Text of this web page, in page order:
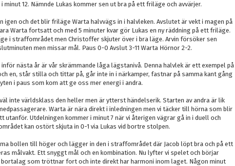
12. Nämnde Lukas kommer sen ut bra på ett friläge och avvärjer.
igen och det blir friläge Warta halvvägs in i halvleken. Avslutet är vekt i magen på
Warta fortsatt och med 5 minuter kvar gör Lukas en ny räddning på ett friläge.
i straffområdet men Christoffer skjuter över i bra läge. Arvin försöker sen
men missar mål. Paus 0-0 Avslut 3-11 Warta Hörnor 2-2.
nästa år är vår skrämmande låga lägstanivå. Denna halvlek är ett exempel på
en, står stilla och tittar på, går inte in i närkamper, fastnar på samma kant gång
i paus som kom att ge oss mer energi i andra.
inte världsklass den heller men är ytterst händelserik. Starten av andra är lik
Warta är nära direkt i inledningen men vi täcker till hörna som blir
utanför. Utdelningen kommer i minut 7 när vi återigen vägrar gå in i duell och
kan ostört skjuta in 0-1 via Lukas vid bortre stolpen.
bollen till höger och lägger in den i straffområdet där Jacob löpt bra och på ett
målvakt. Ett snyggt mål och en kombination. Nu lyfter vi spelet och börjar
som tröttnar fort och inte direkt har harmoni inom laget. Någon minut